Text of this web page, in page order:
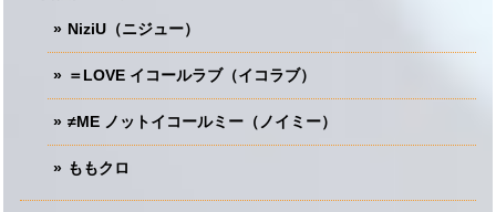
NiziU（ニジュー）
＝LOVE イコールラブ（イコラブ）
≠ME ノットイコールミー（ノイミー）
ももクロ